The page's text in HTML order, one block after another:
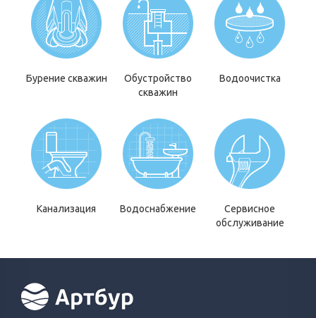
Бурение скважин
Обустройство
скважин
Водоочистка
Канализация Водоснабжение
Сервисное
обслуживание